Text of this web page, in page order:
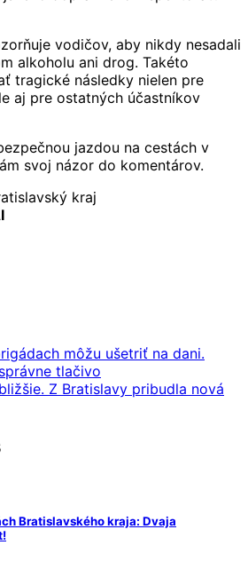
vodičov, aby nikdy nesadali
alkoholu ani drog. Takéto
tragické následky nielen pre
aj pre ostatných účastníkov
jazdou na cestách v
svoj názor do komentárov.
kraj
môžu ušetriť na dani.
tlačivo
Z Bratislavy pribudla nová
Bratislavského kraja: Dvaja